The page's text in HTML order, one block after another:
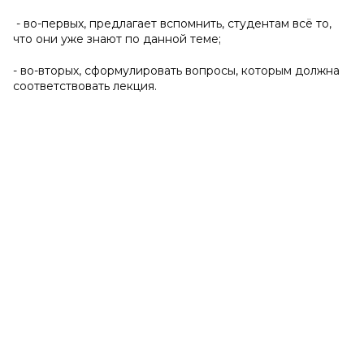
- во-первых, предлагает вспомнить, студентам всё то,
что они уже знают по данной теме;
- во-вторых, сформулировать вопросы, которым должна
соответствовать лекция.